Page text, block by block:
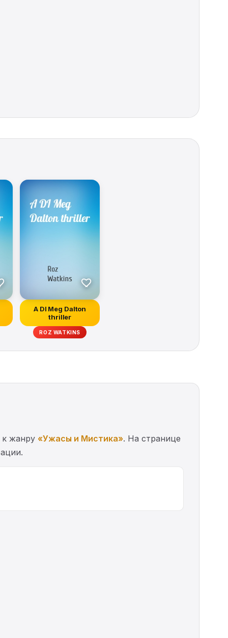
A DI Meg Dalton
thriller
ROZ WATKINS
к жанру «Ужасы и Мистика». На странице